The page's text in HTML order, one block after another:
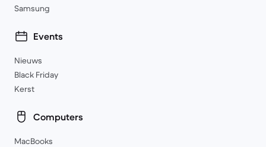
Samsung
Events
Nieuws
Black Friday
Kerst
Computers
MacBooks